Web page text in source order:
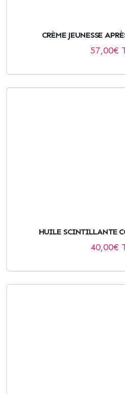
CRÈME JEUNESSE
57,00€
HUILE SCINTILLANTE
40,00€